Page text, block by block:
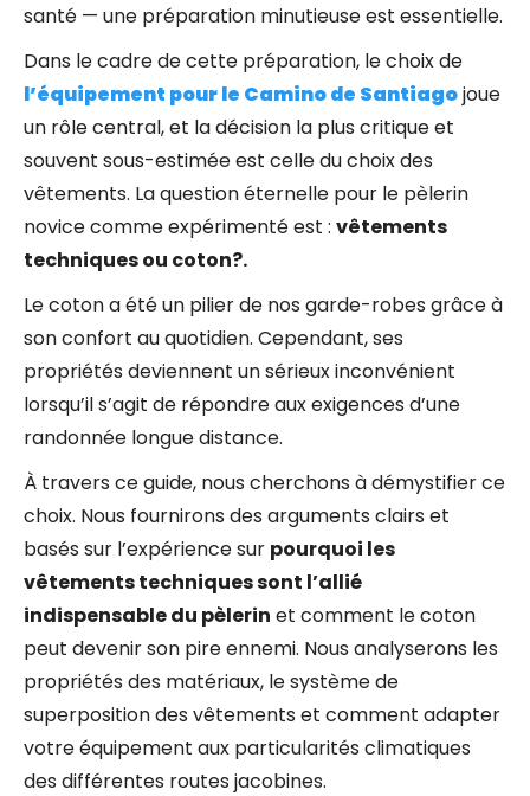
santé — une préparation minutieuse est essentielle.
Dans le cadre de cette préparation, le choix de
l’équipement pour le Camino de Santiagojoue
un rôle central, et la décision la plus critique et
souvent sous-estimée est celle du choix des
vêtements. La question éternelle pour le pèlerin
novice comme expérimenté est : vêtements
techniques ou coton?.
Le coton a été un pilier de nos garde-robes grâce à
son confort au quotidien. Cependant, ses
propriétés deviennent un sérieux inconvénient
lorsqu’il s’agit de répondre aux exigences d’une
randonnée longue distance.
À travers ce guide, nous cherchons à démystifier ce
choix. Nous fournirons des arguments clairs et
basés sur l’expérience sur pourquoi les
vêtements techniques sont l’allié
indispensable du pèlerin et comment le coton
peut devenir son pire ennemi. Nous analyserons les
propriétés des matériaux, le système de
superposition des vêtements et comment adapter
votre équipement aux particularités climatiques
des différentes routes jacobines.